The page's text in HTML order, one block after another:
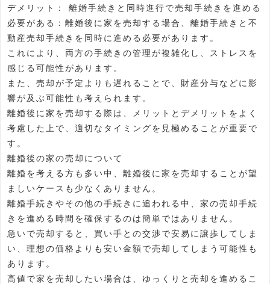
デメリット： 離婚手続きと同時進行で売却手続きを進める
必要がある：離婚後に家を売却する場合、離婚手続きと不
動産売却手続きを同時に進める必要があります。
これにより、両方の手続きの管理が複雑化し、ストレスを
感じる可能性があります。
また、売却が予定よりも遅れることで、財産分与などに影
響が及ぶ可能性も考えられます。
離婚後に家を売却する際は、メリットとデメリットをよく
考慮した上で、適切なタイミングを見極めることが重要で
す。
離婚後の家の売却について
離婚を考える方も多い中、離婚後に家を売却することが望
ましいケースも少なくありません。
離婚手続きやその他の手続きに追われる中、家の売却手続
きを進める時間を確保するのは簡単ではありません。
急いで売却すると、買い手との交渉で安易に譲歩してしま
い、理想の価格よりも安い金額で売却してしまう可能性も
あります。
高値で家を売却したい場合は、ゆっくりと売却を進めるこ